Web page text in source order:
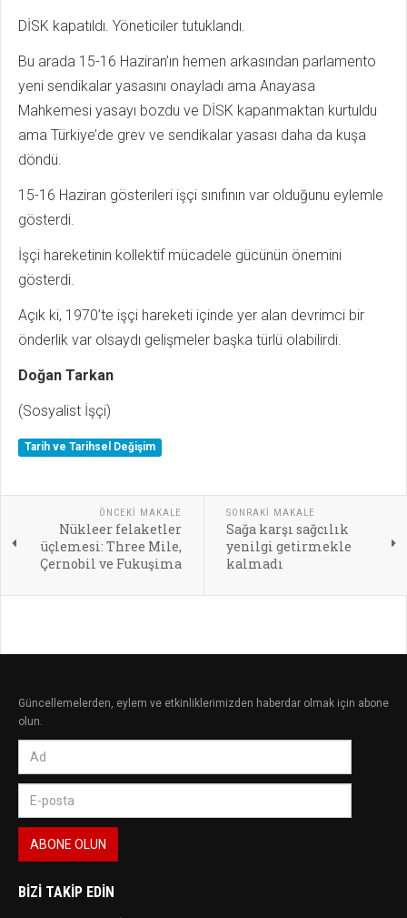
DİSK kapatıldı. Yöneticiler tutuklandı.
Bu arada 15-16 Haziran’ın hemen arkasından parlamento
yeni sendikalar yasasını onayladı ama Anayasa
Mahkemesi yasayı bozdu ve DİSK kapanmaktan kurtuldu
ama Türkiye’de grev ve sendikalar yasası daha da kuşa
döndü.
15-16 Haziran gösterileri işçi sınıfının var olduğunu eylemle
gösterdi.
İşçi hareketinin kollektif mücadele gücünün önemini
gösterdi.
Açık ki, 1970’te işçi hareketi içinde yer alan devrimci bir
önderlik var olsaydı gelişmeler başka türlü olabilirdi.
Doğan Tarkan
(Sosyalist İşçi)
Tarih ve Tarihsel Değişim
ÖNCEKI MAKALE
Nükleer felaketler
üçlemesi: Three Mile,
Çernobil ve Fukuşima
SONRAKI MAKALE
Sağa karşı sağcılık
yenilgi getirmekle
kalmadı
Güncellemelerden, eylem ve etkinliklerimizden haberdar olmak için abone
olun.
BIZI TAKIP EDIN